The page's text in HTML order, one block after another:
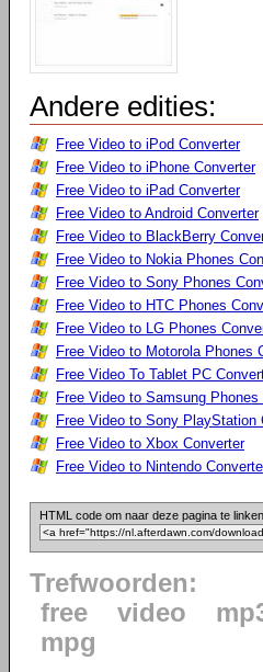
Andere edities:
Free Video to iPod Converter
Free Video to iPhone Converter
Free Video to iPad Converter
Free Video to Android Converter
Free Video to BlackBerry
Free Video to Nokia Phones
Free Video to Sony Phones
Free Video to HTC Phones
Free Video to LG Phones
Free Video to Motorola Phones
Free Video To Tablet PC
Free Video to Samsung Phones
Free Video to Sony PlayStation
Free Video to Xbox Converter
Free Video to Nintendo
HTML code om naar deze pagina te
Trefwoorden:
free
video
mpg